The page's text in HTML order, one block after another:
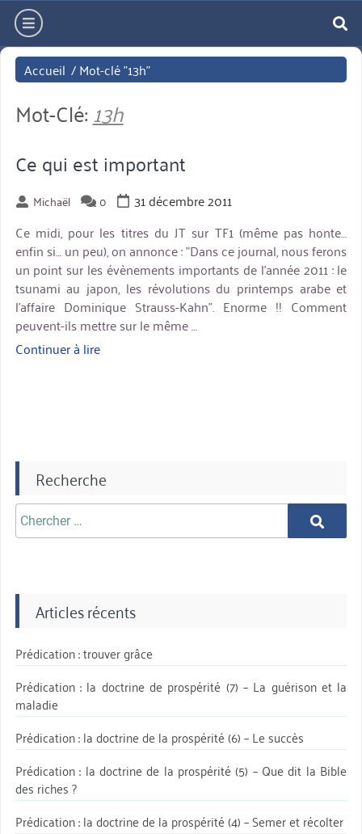
Aller
directement
au
contenu
hamburger
Accueil /Mot-clé "13h"
Mot-Clé: 13h
Ce qui est important
Michaël 0
31 décembre 2011
Ce midi, pour les titres du JT sur TF1 (même pas honte…
enfin si… un peu), on annonce : "Dans ce journal, nous ferons
un point sur les évènements importants de l'année 2011 : le
tsunami au japon, les révolutions du printemps arabe et
l'affaire Dominique Strauss-Kahn". Enorme !! Comment
peuvent-ils mettre sur le même …
Continuer à lire« Ce
Recherche
Chercher
aprè:
Chercher
Articles récents
Prédication : trouver grâce
Prédication : la doctrine de prospérité (7) – La guérison et la
maladie
Prédication : la doctrine de la prospérité (6) – Le succès
Prédication : la doctrine de la prospérité (5) – Que dit la Bible
des riches ?
Prédication : la doctrine de la prospérité (4) – Semer et récolter